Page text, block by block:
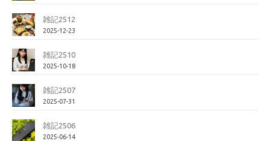
雑記2512
2025-12-23
雑記2510
2025-10-18
雑記2507
2025-07-31
雑記2506
2025-06-14